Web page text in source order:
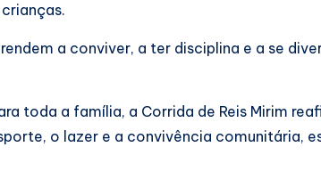
a conviver, a ter disciplina e a se
toda a família, a Corrida de Reis Mirim
o lazer e a convivência comunitária,